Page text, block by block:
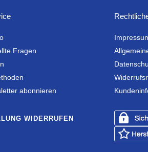
Fragen
abonnieren
WIDERRUFEN